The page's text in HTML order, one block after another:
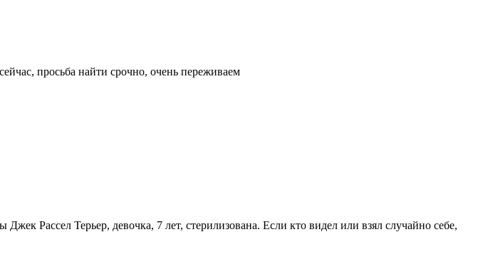
просьба найти срочно, очень переживаем
Рассел Терьер, девочка, 7 лет, стерилизована. Если кто видел или взял случайно себе,